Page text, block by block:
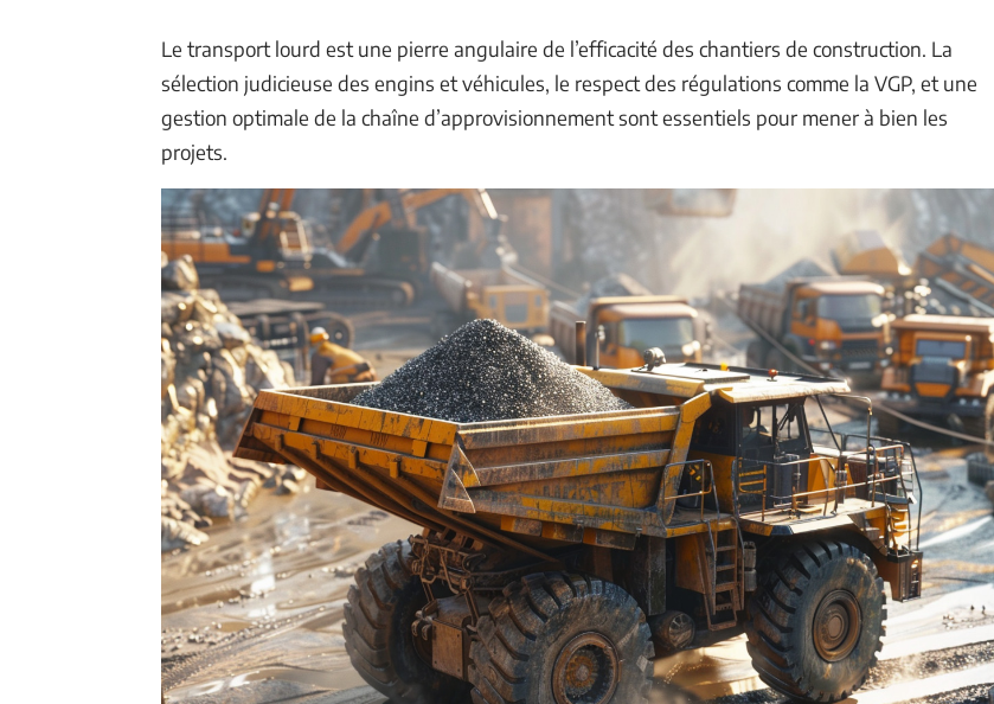
Le transport lourd est une pierre angulaire de l’efficacité des chantiers de construction. La
sélection judicieuse des engins et véhicules, le respect des régulations comme la VGP, et une
gestion optimale de la chaîne d’approvisionnement sont essentiels pour mener à bien les
projets.